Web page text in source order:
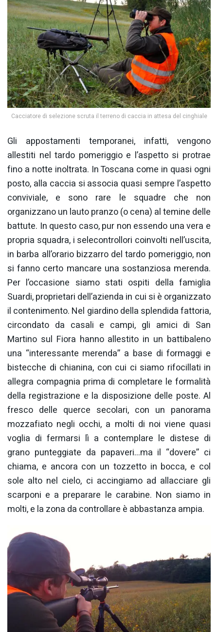
Cacciatore di selezione scruta il terreno di caccia in attesa del cinghiale
Gli appostamenti temporanei, infatti, vengono
allestiti nel tardo pomeriggio e l’aspetto si protrae
fino a notte inoltrata. In Toscana come in quasi ogni
posto, alla caccia si associa quasi sempre l’aspetto
conviviale, e sono rare le squadre che non
organizzano un lauto pranzo (o cena) al temine delle
battute. In questo caso, pur non essendo una vera e
propria squadra, i selecontrollori coinvolti nell’uscita,
in barba all’orario bizzarro del tardo pomeriggio, non
si fanno certo mancare una sostanziosa merenda.
Per l’occasione siamo stati ospiti della famiglia
Suardi, proprietari dell’azienda in cui si è organizzato
il contenimento. Nel giardino della splendida fattoria,
circondato da casali e campi, gli amici di San
Martino sul Fiora hanno allestito in un battibaleno
una “interessante merenda” a base di formaggi e
bistecche di chianina, con cui ci siamo rifocillati in
allegra compagnia prima di completare le formalità
della registrazione e la disposizione delle poste. Al
fresco delle querce secolari, con un panorama
mozzafiato negli occhi, a molti di noi viene quasi
voglia di fermarsi lì a contemplare le distese di
grano punteggiate da papaveri…ma il “dovere” ci
chiama, e ancora con un tozzetto in bocca, e col
sole alto nel cielo, ci accingiamo ad allacciare gli
scarponi e a preparare le carabine. Non siamo in
molti, e la zona da controllare è abbastanza ampia.